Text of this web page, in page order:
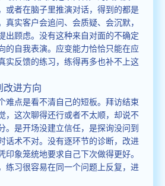
或者在脑子里推演对话，得到的都是
真实客户会追问、会质疑、会沉默，
出顾虑。没有这种来自对面的不确定
的自我表演。应变能力恰恰只能在应
实反馈的练习，练得再多也补不上这
改进方向
难点是看不清自己的短板。拜访结束
，这次聊得还行或者不太顺，却说不
。是开场没建立信任，是探询没问到
话术不对。没有逐环节的诊断，改进
印象笼统地要求自己下次做得更好。
练习很容易在同一个问题上反复，进